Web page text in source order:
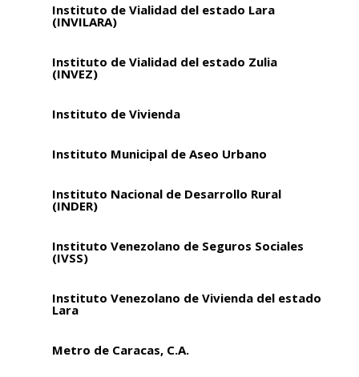
Instituto de Vialidad del estado Lara
(INVILARA)
Instituto de Vialidad del estado Zulia
(INVEZ)
Instituto de Vivienda
Instituto Municipal de Aseo Urbano
Instituto Nacional de Desarrollo Rural
(INDER)
Instituto Venezolano de Seguros Sociales
(IVSS)
Instituto Venezolano de Vivienda del estado
Lara
Metro de Caracas, C.A.